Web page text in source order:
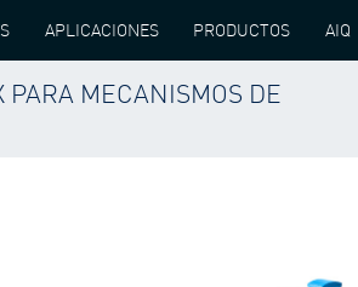
APLICACIONES PRODUCTOS AIQ
PARA MECANISMOS DE
REDUCTORES PLANUREX